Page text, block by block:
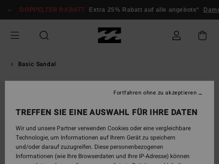
zur
springen
DOPPELTER RABATT Extra 25% Rabatt auf alle angebote* Damen
Basic Sandal
TREFFEN SIE EINE AUSWAHL FÜR IHRE DATEN
Wir und unsere Partner verwenden Cookies oder eine vergleichbare
Technologie, um Informationen auf Ihrem Gerät zu speichern
und/oder darauf zuzugreifen. Diese personenbezogenen
Informationen (wie Ihre Browserdaten und Ihre IP-Adresse) können
Fortfahren ohne zu akzeptieren